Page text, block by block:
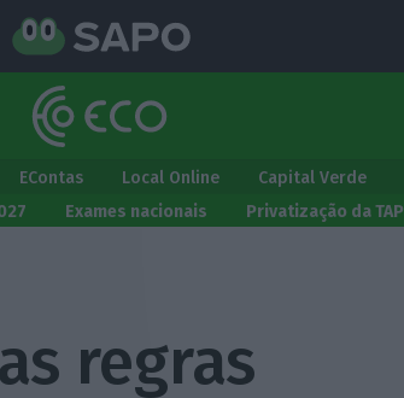
EContas Local Online Capital Verde
Exames nacionais Privatização da TAP
regras